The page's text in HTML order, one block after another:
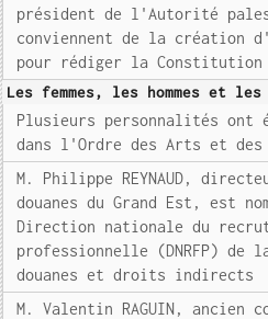
président de l'Autorité
conviennent de la création
pour rédiger la
Les femmes, les hommes et
Plusieurs personnalités ont
dans l'Ordre des Arts et
M. Philippe REYNAUD,
douanes du Grand Est, est
Direction nationale du
professionnelle (DNRFP) de
douanes et droits indirects
M. Valentin RAGUIN, ancien